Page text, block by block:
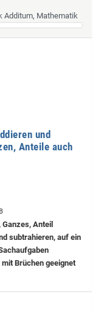
Additum, Mathematik
und
Anteile auch
Anteil
subtrahieren, auf ein
Brüchen geeignet